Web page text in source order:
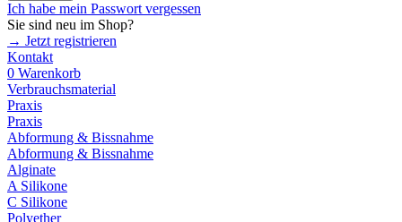
Ich habe mein Passwort vergessen
Sie sind neu im Shop?
→ Jetzt registrieren
Kontakt
0 Warenkorb
Verbrauchsmaterial
Praxis
Praxis
Abformung & Bissnahme
Abformung & Bissnahme
Alginate
A Silikone
C Silikone
Polyether